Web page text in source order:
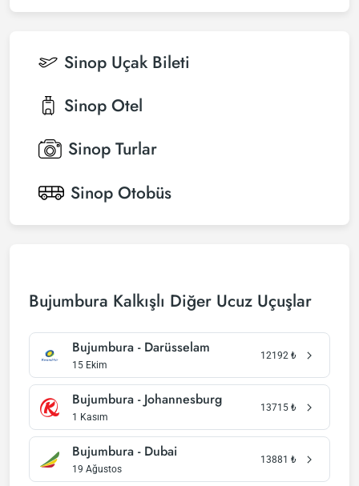
Sinop Uçak Bileti
Sinop Otel
Sinop Turlar
Sinop Otobüs
Bujumbura Kalkışlı Diğer Ucuz Uçuşlar
Bujumbura - Darüsselam
15 Ekim
12192 ₺
Bujumbura - Johannesburg
1 Kasım
13715 ₺
Bujumbura - Dubai
19 Ağustos
13881 ₺